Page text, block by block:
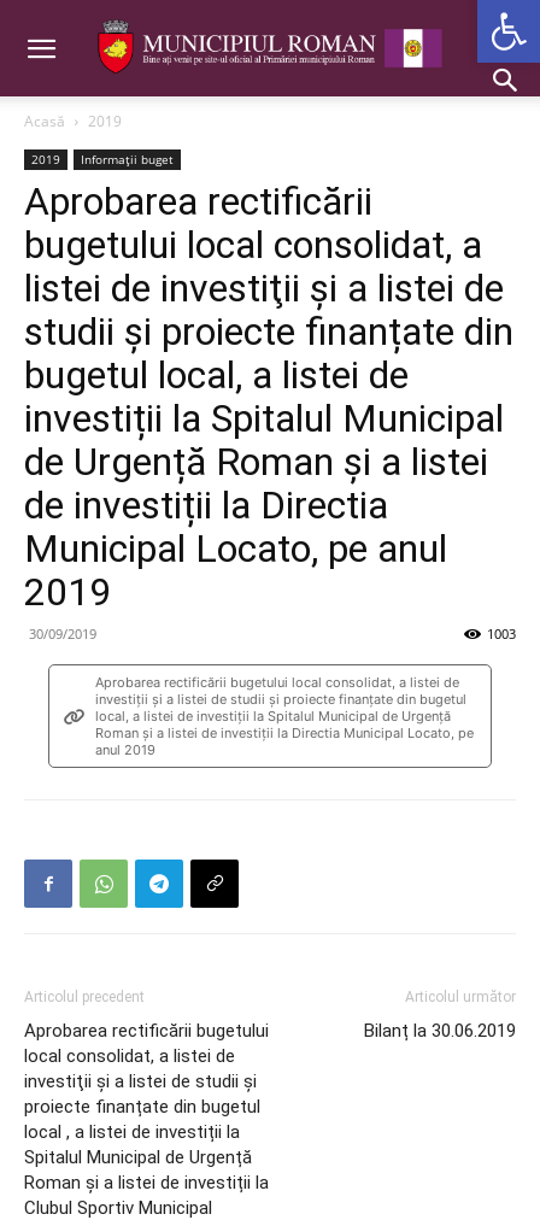
Acasă 2019
2019 Informații buget
Aprobarea rectificării
bugetului local consolidat, a
listei de investiţii și a listei de
studii și proiecte finanțate din
bugetul local, a listei de
investiții la Spitalul Municipal
de Urgență Roman și a listei
de investiții la Directia
Municipal Locato, pe anul
2019
30/09/2019 1003
Aprobarea rectificării bugetului local consolidat, a listei de
investiţii și a listei de studii și proiecte finanțate din bugetul
local, a listei de investiții la Spitalul Municipal de Urgență
Roman și a listei de investiții la Directia Municipal Locato, pe
anul 2019
Articolul precedent
Aprobarea rectificării bugetului
local consolidat, a listei de
investiţii și a listei de studii și
proiecte finanțate din bugetul
local , a listei de investiții la
Spitalul Municipal de Urgență
Roman și a listei de investiții la
Clubul Sportiv Municipal
Articolul următor
Bilanț la 30.06.2019